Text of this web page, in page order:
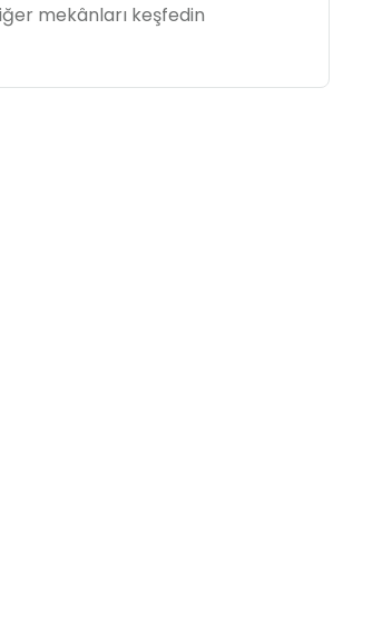
mekânları keşfedin